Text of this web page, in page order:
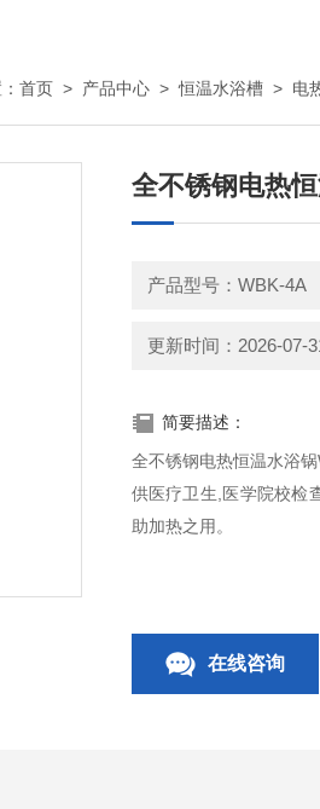
首页 > 产品中心 >恒温水浴槽 > 电
全不锈钢电热
产品型号：WBK-4A
更新时间：2026-07-
简要描述：
全不锈钢电热恒温水浴
供医疗卫生,医学院校检
助加热之用。
在线咨询